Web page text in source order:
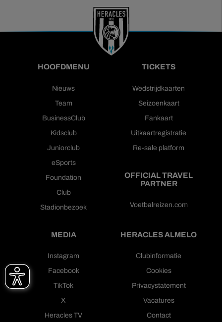
HOOFDMENU
Nieuws
Team
BusinessClub
Kidsclub
Juniorclub
eSports
Foundation
Club
Stadionbezoek
TICKETS
Wedstrijdkaarten
Seizoenkaart
Fankaart
Uitkaartregistratie
Re-sale platform
OFFICIAL TRAVEL
PARTNER
Voetbalreizen.com
MEDIA
Instagram
Facebook
TikTok
X
Heracles TV
HERACLES ALMELO
Clubinformatie
Cookies
Privacystatement
Vacatures
Contact